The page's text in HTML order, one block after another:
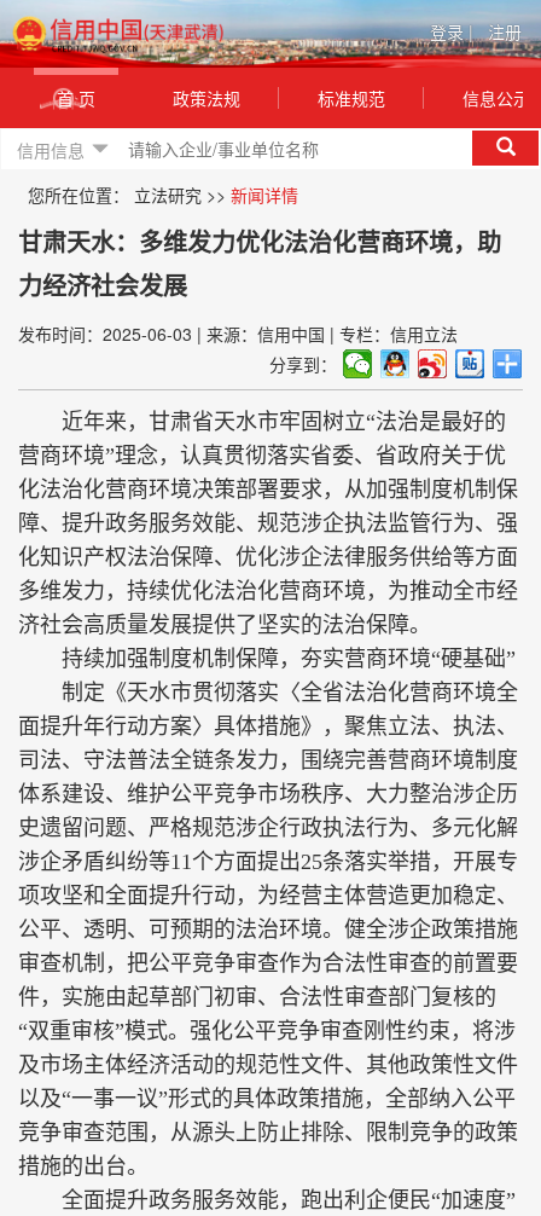
登录| 注册
首 页 政策法规 标准规范 信息公示
信用信息
您所在位置： 立法研究 >> 新闻详情
甘肃天水：多维发力优化法治化营商环境，助
力经济社会发展
发布时间：2025-06-03 | 来源：信用中国 | 专栏：信用立法
分享到：
近年来，甘肃省天水市牢固树立“法治是最好的
营商环境”理念，认真贯彻落实省委、省政府关于优
化法治化营商环境决策部署要求，从加强制度机制保
障、提升政务服务效能、规范涉企执法监管行为、强
化知识产权法治保障、优化涉企法律服务供给等方面
多维发力，持续优化法治化营商环境，为推动全市经
济社会高质量发展提供了坚实的法治保障。
持续加强制度机制保障，夯实营商环境“硬基础”
制定《天水市贯彻落实〈全省法治化营商环境全
面提升年行动方案〉具体措施》，聚焦立法、执法、
司法、守法普法全链条发力，围绕完善营商环境制度
体系建设、维护公平竞争市场秩序、大力整治涉企历
史遗留问题、严格规范涉企行政执法行为、多元化解
涉企矛盾纠纷等11个方面提出25条落实举措，开展专
项攻坚和全面提升行动，为经营主体营造更加稳定、
公平、透明、可预期的法治环境。健全涉企政策措施
审查机制，把公平竞争审查作为合法性审查的前置要
件，实施由起草部门初审、合法性审查部门复核的
“双重审核”模式。强化公平竞争审查刚性约束，将涉
及市场主体经济活动的规范性文件、其他政策性文件
以及“一事一议”形式的具体政策措施，全部纳入公平
竞争审查范围，从源头上防止排除、限制竞争的政策
措施的出台。
全面提升政务服务效能，跑出利企便民“加速度”